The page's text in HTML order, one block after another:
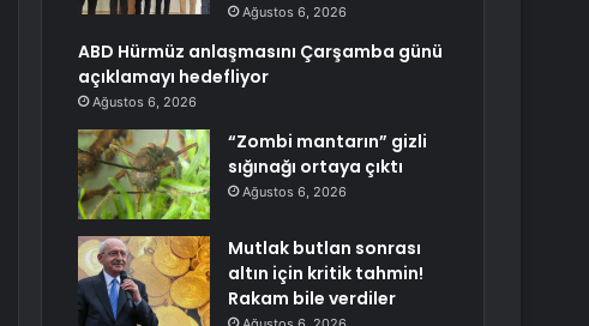
Ağustos 6, 2026
ABD Hürmüz anlaşmasını Çarşamba günü
açıklamayı hedefliyor
Ağustos 6, 2026
“Zombi mantarın” gizli
sığınağı ortaya çıktı
Ağustos 6, 2026
Mutlak butlan sonrası
altın için kritik tahmin!
Rakam bile verdiler